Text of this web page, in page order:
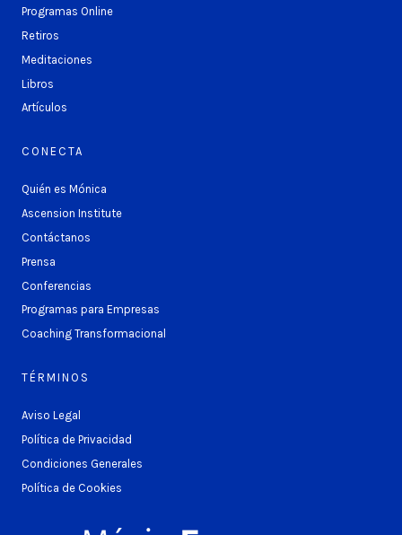
Programas Online
Retiros
Meditaciones
Libros
Artículos
CONECTA
Quién es Mónica
Ascension Institute
Contáctanos
Prensa
Conferencias
Programas para Empresas
Coaching Transformacional
TÉRMINOS
Aviso Legal
Política de Privacidad
Condiciones Generales
Política de Cookies